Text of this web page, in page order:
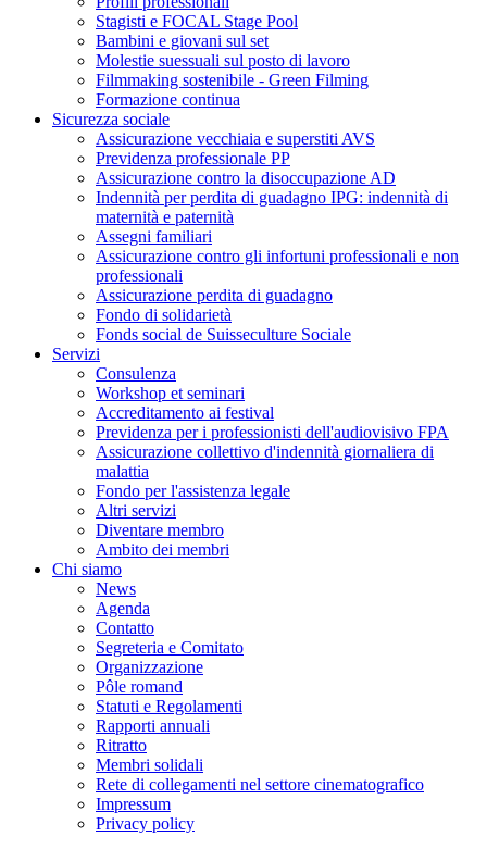
Stagisti e FOCAL Stage Pool
Bambini e giovani sul set
Molestie suessuali sul posto di lavoro
Filmmaking sostenibile - Green Filming
Formazione continua
Sicurezza sociale
Assicurazione vecchiaia e superstiti AVS
Previdenza professionale PP
Assicurazione contro la disoccupazione AD
Indennità per perdita di guadagno IPG: indennità di
maternità e paternità
Assegni familiari
Assicurazione contro gli infortuni professionali e non
professionali
Assicurazione perdita di guadagno
Fondo di solidarietà
Fonds social de Suisseculture Sociale
Servizi
Consulenza
Workshop et seminari
Accreditamento ai festival
Previdenza per i professionisti dell'audiovisivo FPA
Assicurazione collettivo d'indennità giornaliera di
malattia
Fondo per l'assistenza legale
Altri servizi
Diventare membro
Ambito dei membri
Chi siamo
News
Agenda
Contatto
Segreteria e Comitato
Organizzazione
Pôle romand
Statuti e Regolamenti
Rapporti annuali
Ritratto
Membri solidali
Rete di collegamenti nel settore cinematografico
Impressum
Privacy policy